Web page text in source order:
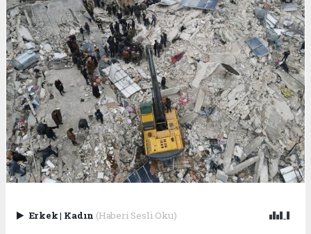
Erkek| Kadın (Haberi Sesli Oku)